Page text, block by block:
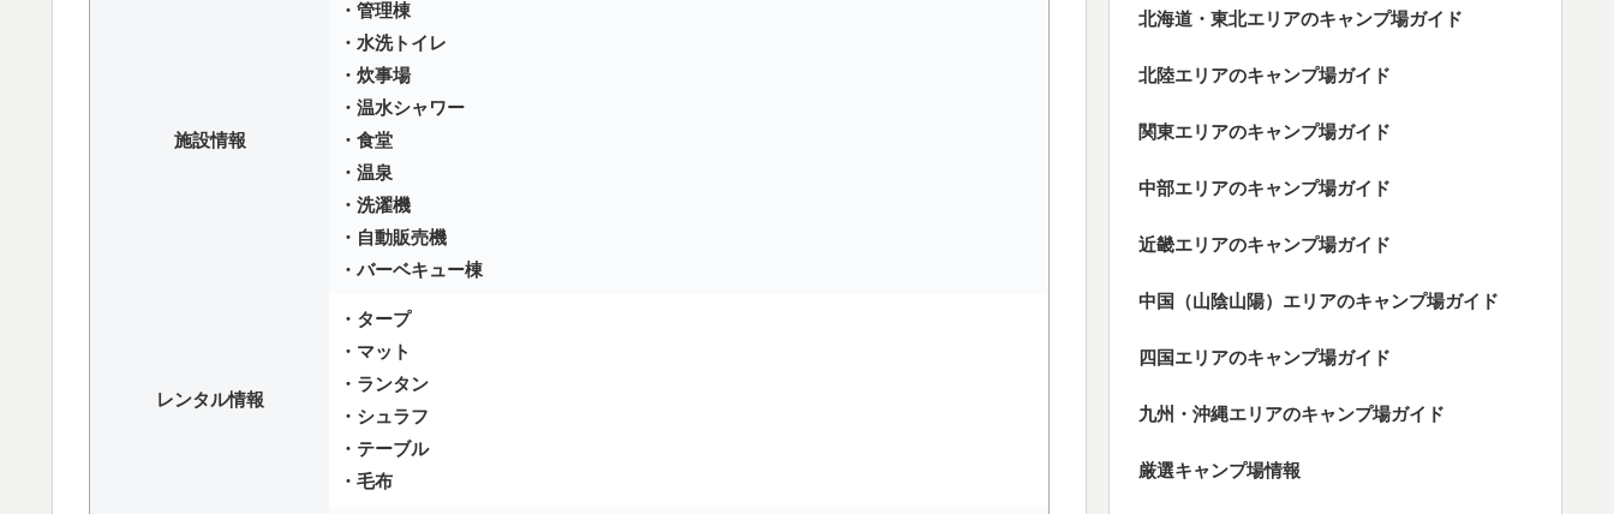
施設情報
・管理棟
・水洗トイレ
・炊事場
・温水シャワー
・食堂
・温泉
・洗濯機
・自動販売機
・バーベキュー棟
レンタル情報
・タープ
・マット
・ランタン
・シュラフ
・テーブル
・毛布
北海道・東北エリアのキャンプ場ガイド
北陸エリアのキャンプ場ガイド
関東エリアのキャンプ場ガイド
中部エリアのキャンプ場ガイド
近畿エリアのキャンプ場ガイド
中国（山陰山陽）エリアのキャンプ場ガイド
四国エリアのキャンプ場ガイド
九州・沖縄エリアのキャンプ場ガイド
厳選キャンプ場情報